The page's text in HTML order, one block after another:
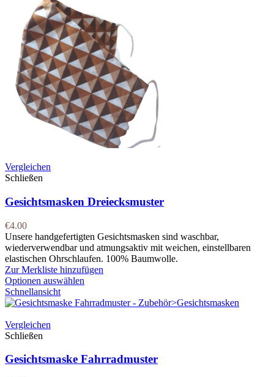
Vergleichen
Schließen
Gesichtsmasken Dreiecksmuster
€4.00
Unsere handgefertigten Gesichtsmasken sind waschbar,
wiederverwendbar und atmungsaktiv mit weichen, einstellbaren
elastischen Ohrschlaufen. 100% Baumwolle.
Zur Merkliste hinzufügen
Optionen auswählen
Schnellansicht
Vergleichen
Schließen
Gesichtsmaske Fahrradmuster